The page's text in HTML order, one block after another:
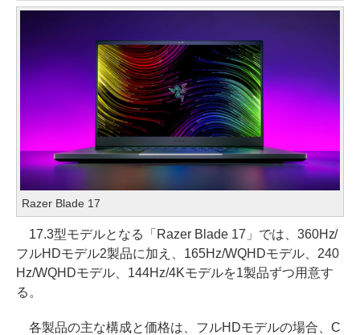
Razer Blade 17
17.3型モデルとなる「Razer Blade 17」では、360Hz/
フルHDモデル2製品に加え、165Hz/WQHDモデル、240
Hz/WQHDモデル、144Hz/4Kモデルを1製品ずつ用意す
る。
各製品の主な構成と価格は、フルHDモデルの場合、C